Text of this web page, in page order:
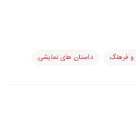
و فرهنگ داستان های نمایشی